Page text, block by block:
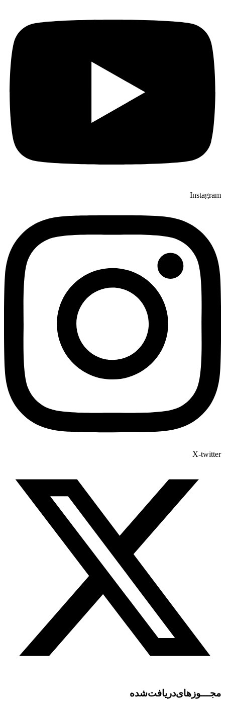
Instagram
X-twitter
مجـــوز‌های‌دریافت‌شده